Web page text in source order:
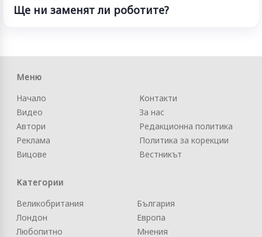
Ще ни заменят ли роботите?
Меню
Начало
Видео
Автори
Реклама
Вицове
Контакти
За нас
Редакционна политика
Политика за корекции
Вестникът
Категории
Великобритания
Лондон
Любопитно
България
Европа
Мнения